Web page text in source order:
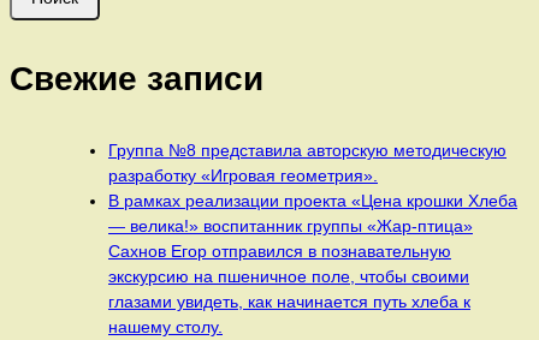
Свежие записи
Группа №8 представила авторскую методическую
разработку «Игровая геометрия».
В рамках реализации проекта «Цена крошки Хлеба
— велика!» воспитанник группы «Жар-птица»
Сахнов Егор отправился в познавательную
экскурсию на пшеничное поле, чтобы своими
глазами увидеть, как начинается путь хлеба к
нашему столу.